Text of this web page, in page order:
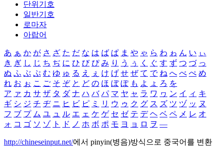
단위기호
일반기호
로마자
아랍어
あ ぁ か が さ ざ た だ な は ば ぱ ま や ゃ ら わ ゎ ん い ぃ
き ぎ し じ ち ぢ に ひ び ぴ み り う ぅ く ぐ す ず つ づ っ
ぬ ふ ぶ ぷ む ゆ ゅ る え ぇ け げ せ ぜ て で ね へ べ ぺ め
れ お ぉ こ ご そ ぞ と ど の ほ ぼ ぽ も よ ょ ろ を
ア ァ カ サ ザ タ ダ ナ ハ バ パ マ ヤ ャ ラ ワ ヮ ン イ ィ キ
ギ シ ジ チ ヂ ニ ヒ ビ ピ ミ リ ウ ゥ ク グ ス ズ ツ ヅ ッ ヌ
フ ブ プ ム ユ ュ ル エ ェ ケ ゲ セ ゼ テ デ ヘ ベ ペ メ レ オ
ォ コ ゴ ソ ゾ ト ド ノ ホ ボ ポ モ ヨ ョ ロ ヲ ―
http://chineseinput.net/에서 pinyin(병음)방식으로 중국어를 변환